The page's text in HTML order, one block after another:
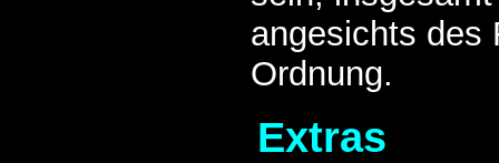
angesichts des
Ordnung.
Extras